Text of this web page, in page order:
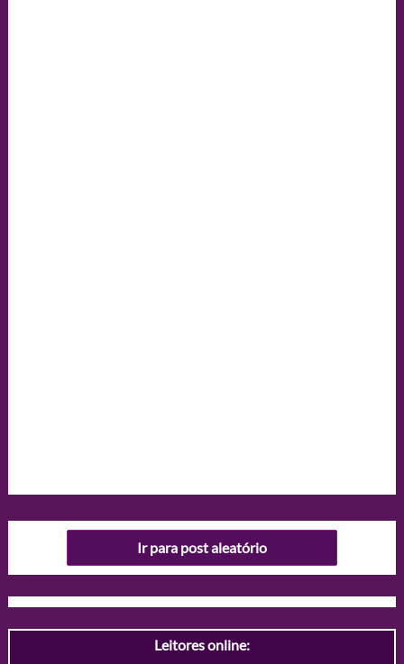
Ir para post aleatório
Leitores online: